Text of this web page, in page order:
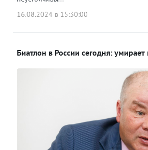
16.08.2024 в 15:30:00
Биатлон в России сегодня: умирает